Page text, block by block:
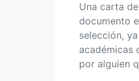
Una carta
documento
selección,
académicas
por alguien